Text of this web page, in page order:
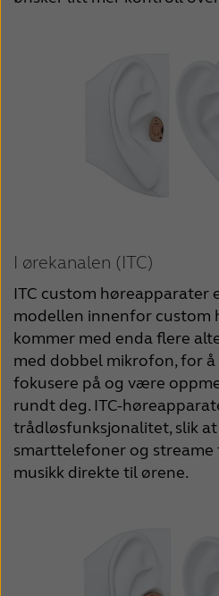
I ørekanalen (ITC)
ITC custom
modellen innenfor custom
kommer med enda flere
med dobbel mikrofon, for
fokusere på og være
rundt deg. ITC-
trådløsfunksjonalitet, slik
smarttelefoner og
musikk direkte til ørene.